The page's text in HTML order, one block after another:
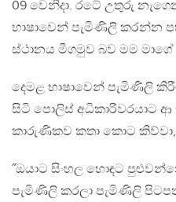
09 වෙනිදා. රටේ උතුරු
භාෂාවෙන් පැමිණිලි කරන්න
ස්ථානය මීගමුව බව මම ම‍ාගේ
දෙමළ භාෂාවෙන් පැමිණිලි
සිටි පොලිස් අ‍ධිකාරිවරයාට
කාරුණිකව කතා කොට කිව්වා,
˝ඔයාට සිංහල හොඳට
පැමිණිලි කරලා පැමිණිලි